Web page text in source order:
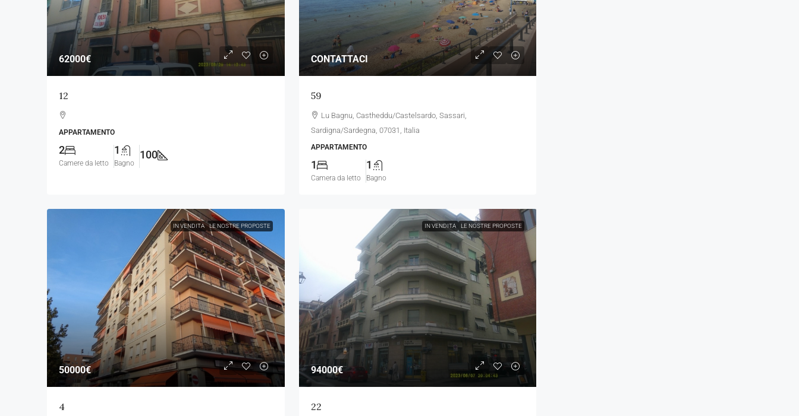
62000€
12
APPARTAMENTO
2
Camere da letto
1
Bagno
100
CONTATTACI
59
Lu Bagnu, Castheddu/Castelsardo, Sassari,
Sardigna/Sardegna, 07031, Italia
APPARTAMENTO
1
Camera da letto
1
Bagno
IN VENDITA LE NOSTRE PROPOSTE
50000€
4
IN VENDITA LE NOSTRE PROPOSTE
94000€
22